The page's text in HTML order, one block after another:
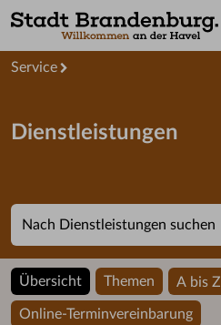
Startseite
Service
Dienstleistungen
Übersicht Themen A bis Z
Online-Terminvereinbarung